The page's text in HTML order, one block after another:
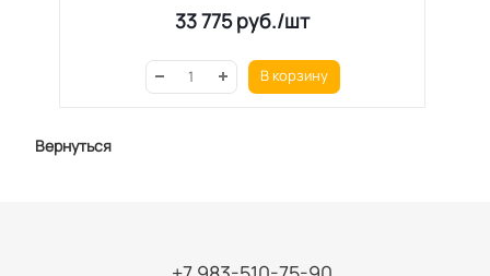
33 775руб./шт
В корзину
Вернуться